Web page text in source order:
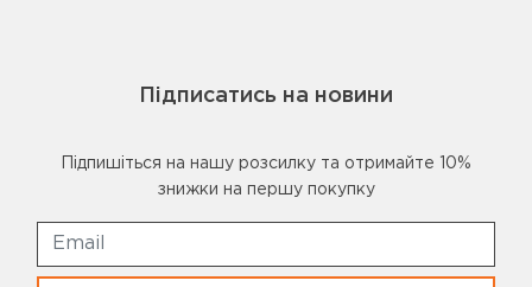
Підписатись на новини
Підпишіться на нашу розсилку та отримайте 10%
знижки на першу покупку